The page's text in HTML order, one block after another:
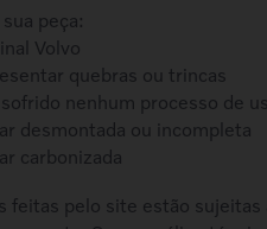
peça:
Volvo
quebras ou trincas
nenhum processo de
desmontada ou incompleta
carbonizada
feitas pelo site estão